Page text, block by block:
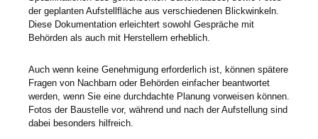
der geplanten Aufstellfläche aus verschiedenen Blickwinkeln.
Diese Dokumentation erleichtert sowohl Gespräche mit
Behörden als auch mit Herstellern erheblich.
Auch wenn keine Genehmigung erforderlich ist, können spätere
Fragen von Nachbarn oder Behörden einfacher beantwortet
werden, wenn Sie eine durchdachte Planung vorweisen können.
Fotos der Baustelle vor, während und nach der Aufstellung sind
dabei besonders hilfreich.